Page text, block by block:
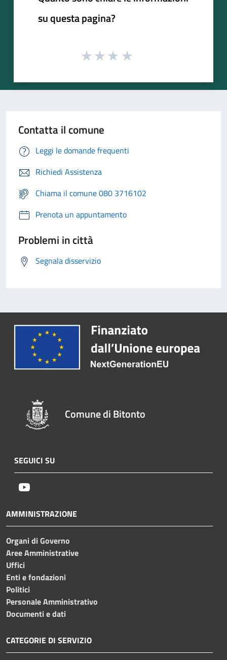
su questa pagina?
Contatta il comune
Leggi le domande frequenti
Richiedi Assistenza
Chiama il comune 080 3716102
Prenota un appuntamento
Problemi in città
Segnala disservizio
Comune di Bitonto
SEGUICI SU
AMMINISTRAZIONE
Organi di Governo
Aree Amministrative
Uffici
Enti e fondazioni
Politici
Personale Amministrativo
Documenti e dati
CATEGORIE DI SERVIZIO